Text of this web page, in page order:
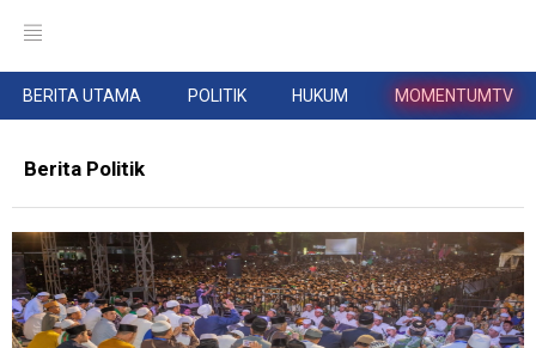
BERITA UTAMA POLITIK HUKUM MOMENTUMTV
Berita Politik